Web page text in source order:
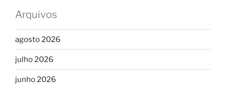
Arquivos
agosto 2026
julho 2026
junho 2026